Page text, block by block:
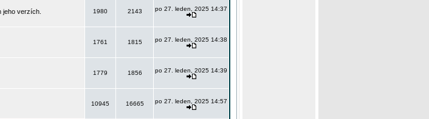
jeho verzích.
1980 2143 po 27. leden, 2025 14:37
1761 1815 po 27. leden, 2025 14:38
1779 1856 po 27. leden, 2025 14:39
10945 16665 po 27. leden, 2025 14:57